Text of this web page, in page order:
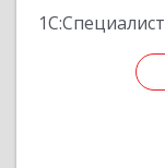
1С:Специалист